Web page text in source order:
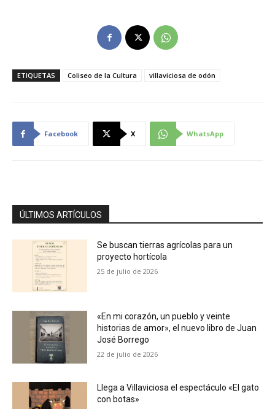
ETIQUETAS Coliseo de la Cultura villaviciosa de odón
Facebook X WhatsApp
ÚLTIMOS ARTÍCULOS
Se buscan tierras agrícolas para un
proyecto hortícola
25 de julio de 2026
«En mi corazón, un pueblo y veinte
historias de amor», el nuevo libro de Juan
José Borrego
22 de julio de 2026
Llega a Villaviciosa el espectáculo «El gato
con botas»